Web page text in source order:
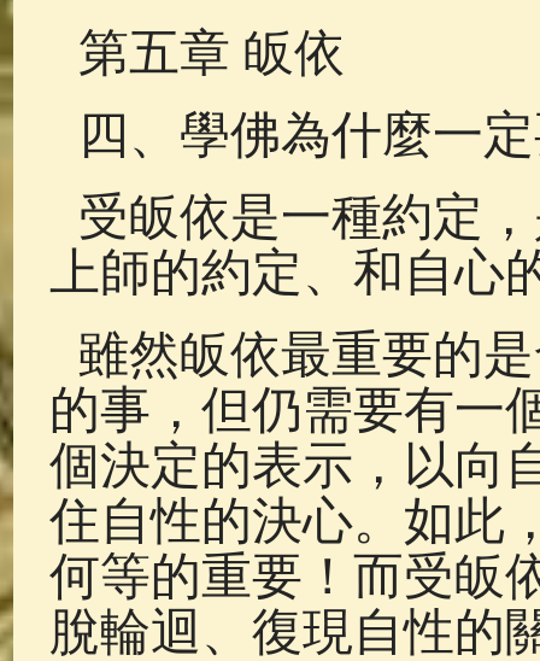
第五章 皈依
四、學佛為什麼一
受皈依是一種約定
上師的約定、和自心
雖然皈依最重要的
的事，但仍需要有一
個決定的表示，以向
住自性的決心。如此
何等的重要！而受皈
脫輪迴、復現自性的